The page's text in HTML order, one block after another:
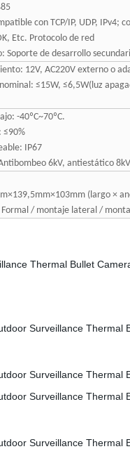
con TCP/IP, UDP, IPv4;
Etc. Protocolo de red
Soporte de desarrollo
12V, AC220V externo o
≤15W, ≤6,5W(luz
-40ºC~70ºC.
≤90%
IP67
6kV, antiestático
(largo ×
/ montaje lateral /